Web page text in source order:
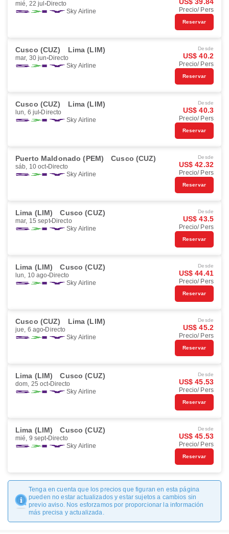
mié, 22 jul Directo
Sky Airline
Precio/ Pers
Reservar
Cusco (CUZ) Lima (LIM)
mar, 30 jun Directo
Sky Airline
Desde
US$ 40.2
Precio/ Pers
Reservar
Cusco (CUZ) Lima (LIM)
lun, 6 jul Directo
Sky Airline
Desde
US$ 40.3
Precio/ Pers
Reservar
Puerto Maldonado (PEM) Cusco (CUZ)
sáb, 10 oct Directo
Sky Airline
Desde
US$ 42.32
Precio/ Pers
Reservar
Lima (LIM) Cusco (CUZ)
mar, 15 sept Directo
Sky Airline
Desde
US$ 43.5
Precio/ Pers
Reservar
Lima (LIM) Cusco (CUZ)
lun, 10 ago Directo
Sky Airline
Desde
US$ 44.41
Precio/ Pers
Reservar
Cusco (CUZ) Lima (LIM)
jue, 6 ago Directo
Sky Airline
Desde
US$ 45.2
Precio/ Pers
Reservar
Lima (LIM) Cusco (CUZ)
dom, 25 oct Directo
Sky Airline
Desde
US$ 45.53
Precio/ Pers
Reservar
Lima (LIM) Cusco (CUZ)
mié, 9 sept Directo
Sky Airline
Desde
US$ 45.53
Precio/ Pers
Reservar
Tenga en cuenta que los precios que figuran en esta página
pueden no estar actualizados y estar sujetos a cambios sin
previo aviso. Nos esforzamos por proporcionar la información
más precisa y actualizada.